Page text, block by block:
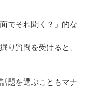
でそれ聞く？」的な
り質問を受けると、
題を選ぶこともマナ